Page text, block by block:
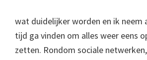
wat duidelijker worden en ik neem
tijd ga vinden om alles weer eens
zetten. Rondom sociale